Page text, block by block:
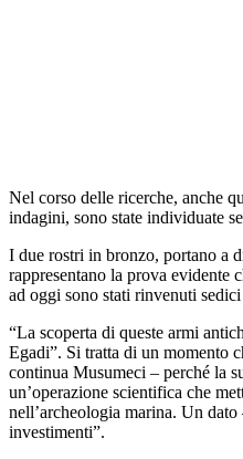
Nel corso delle ricerche, anche
indagini, sono state individuate
I due rostri in bronzo, portano a
rappresentano la prova evidente
ad oggi sono stati rinvenuti
“La scoperta di queste armi
Egadi”. Si tratta di un momento
continua Musumeci – perché la
un’operazione scientifica che
nell’archeologia marina. Un
investimenti”.